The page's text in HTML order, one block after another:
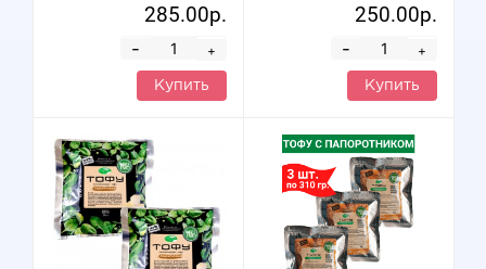
285.00р.
+
-
Купить
250.00р.
+
-
Купить